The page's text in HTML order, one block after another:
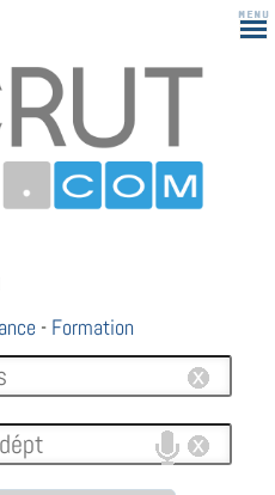
- Formation